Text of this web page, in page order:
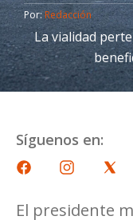
Por: Redacción
La vialidad
Síguenos en:
El presidente